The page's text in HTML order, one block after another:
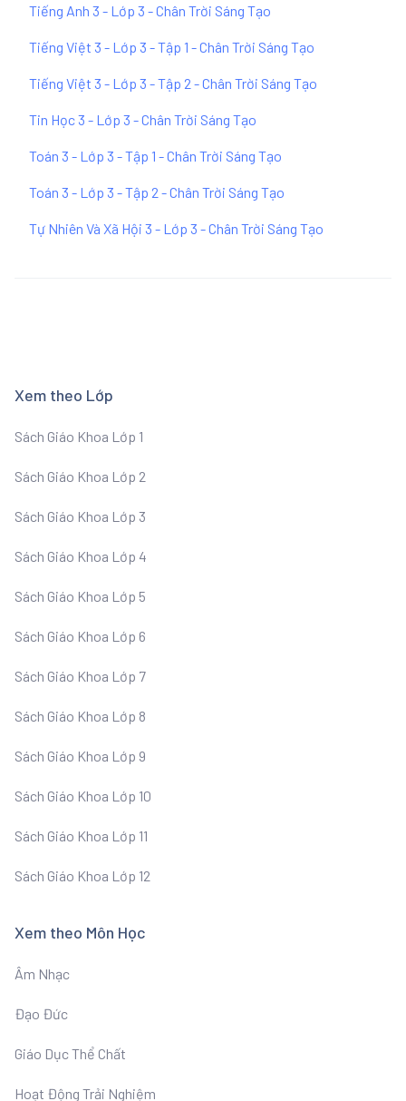
Tiếng Anh 3 - Lớp 3 - Chân Trời Sáng Tạo
Tiếng Việt 3 - Lớp 3 - Tập 1 - Chân Trời Sáng Tạo
Tiếng Việt 3 - Lớp 3 - Tập 2 - Chân Trời Sáng Tạo
Tin Học 3 - Lớp 3 - Chân Trời Sáng Tạo
Toán 3 - Lớp 3 - Tập 1 - Chân Trời Sáng Tạo
Toán 3 - Lớp 3 - Tập 2 - Chân Trời Sáng Tạo
Tự Nhiên Và Xã Hội 3 - Lớp 3 - Chân Trời Sáng Tạo
Xem theo Lớp
Sách Giáo Khoa Lớp 1
Sách Giáo Khoa Lớp 2
Sách Giáo Khoa Lớp 3
Sách Giáo Khoa Lớp 4
Sách Giáo Khoa Lớp 5
Sách Giáo Khoa Lớp 6
Sách Giáo Khoa Lớp 7
Sách Giáo Khoa Lớp 8
Sách Giáo Khoa Lớp 9
Sách Giáo Khoa Lớp 10
Sách Giáo Khoa Lớp 11
Sách Giáo Khoa Lớp 12
Xem theo Môn Học
Âm Nhạc
Đạo Đức
Giáo Dục Thể Chất
Hoạt Động Trải Nghiệm